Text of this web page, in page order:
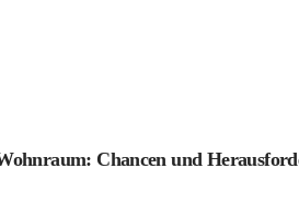
Chancen und